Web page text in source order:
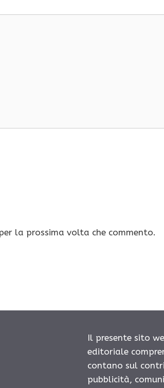
la prossima volta che commento.
Il presente sito
editoriale
contano sul
pubblicità,